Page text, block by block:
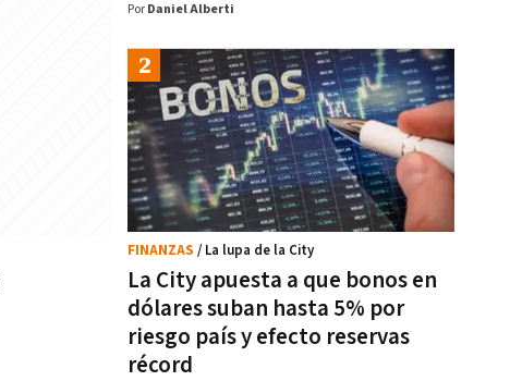
Por Daniel Alberti
La City apuesta a que bonos en
dólares suban hasta 5% por
riesgo país y efecto reservas
récord
FINANZAS / La lupa de la City